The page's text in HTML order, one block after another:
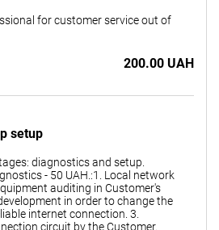
for customer service out of
200.00 UAH
setup
diagnostics and setup.
- 50 UAH.:1. Local network
auditing in Customer's
in order to change the
internet connection. 3.
circuit by the Customer.